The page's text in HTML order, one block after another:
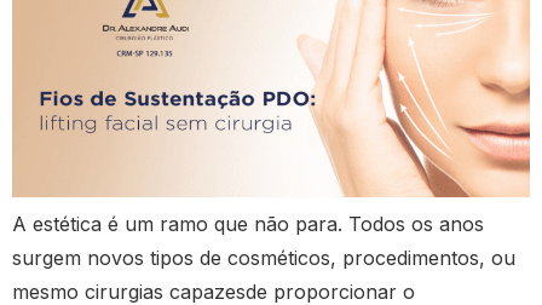
A estética é um ramo que não para. Todos os anos
surgem novos tipos de cosméticos, procedimentos, ou
mesmo cirurgias capazesde proporcionar o